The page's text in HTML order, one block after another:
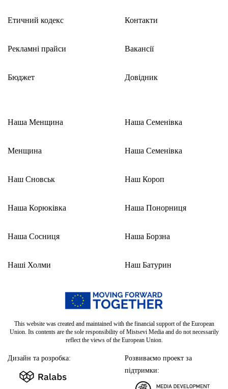
Етичний кодекс
Рекламні прайси
Бюджет
Контакти
Вакансії
Довідник
Наша Менщина
Менщина
Наш Сновськ
Наша Корюківка
Наша Сосниця
Наші Холми
Наша Семенівка
Наша Семенівка
Наш Короп
Наша Понорниця
Наша Борзна
Наш Батурин
This website was created and maintained with the financial support of the European
Union. Its contents are the sole responsibility of Mistsevi Media and do not necessarily
reflect the views of the European Union.
Дизайн та розробка:
Розвиваємо проект за
підтримки: